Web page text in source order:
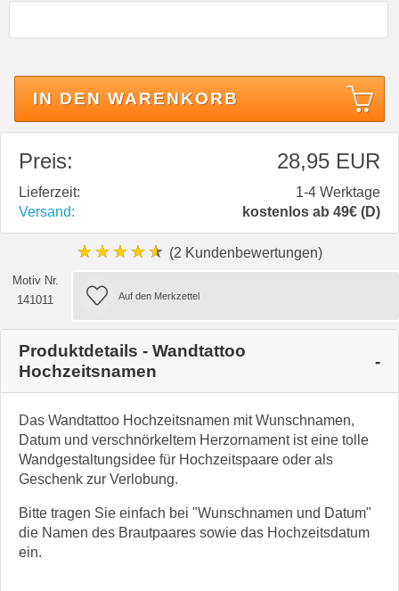
IN DEN WARENKORB
Preis: 28,95 EUR
Lieferzeit:
1-4 Werktage
Versand:
kostenlos ab 49€ (D)
★★★★★ (2 Kundenbewertungen)
Motiv Nr.
141011
Produktdetails - Wandtattoo
Hochzeitsnamen
Das Wandtattoo Hochzeitsnamen mit Wunschnamen,
Datum und verschnörkeltem Herzornament ist eine tolle
Wandgestaltungsidee für Hochzeitspaare oder als
Geschenk zur Verlobung.
Bitte tragen Sie einfach bei "Wunschnamen und Datum"
die Namen des Brautpaares sowie das Hochzeitsdatum
ein.